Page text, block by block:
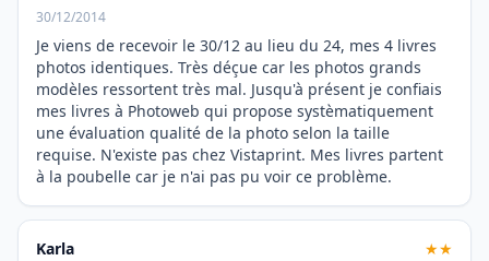
30/12/2014
Je viens de recevoir le 30/12 au lieu du 24, mes 4 livres
photos identiques. Très déçue car les photos grands
modèles ressortent très mal. Jusqu'à présent je confiais
mes livres à Photoweb qui propose systèmatiquement
une évaluation qualité de la photo selon la taille
requise. N'existe pas chez Vistaprint. Mes livres partent
à la poubelle car je n'ai pas pu voir ce problème.
Karla ★★